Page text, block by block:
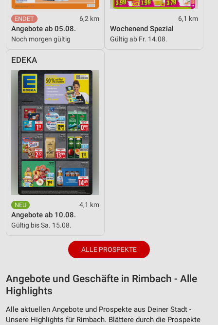
6,2 km
Angebote ab 05.08.
Noch morgen gültig
6,1 km
Wochenend Spezial
Gültig ab Fr. 14.08.
EDEKA
4,1 km
Angebote ab 10.08.
Gültig bis Sa. 15.08.
ALLE PROSPEKTE
Angebote und Geschäfte in Rimbach - Alle
Highlights
Alle aktuellen Angebote und Prospekte aus Deiner Stadt -
Unsere Highlights für Rimbach. Blättere durch die Prospekte